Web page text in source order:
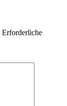
Erforderliche